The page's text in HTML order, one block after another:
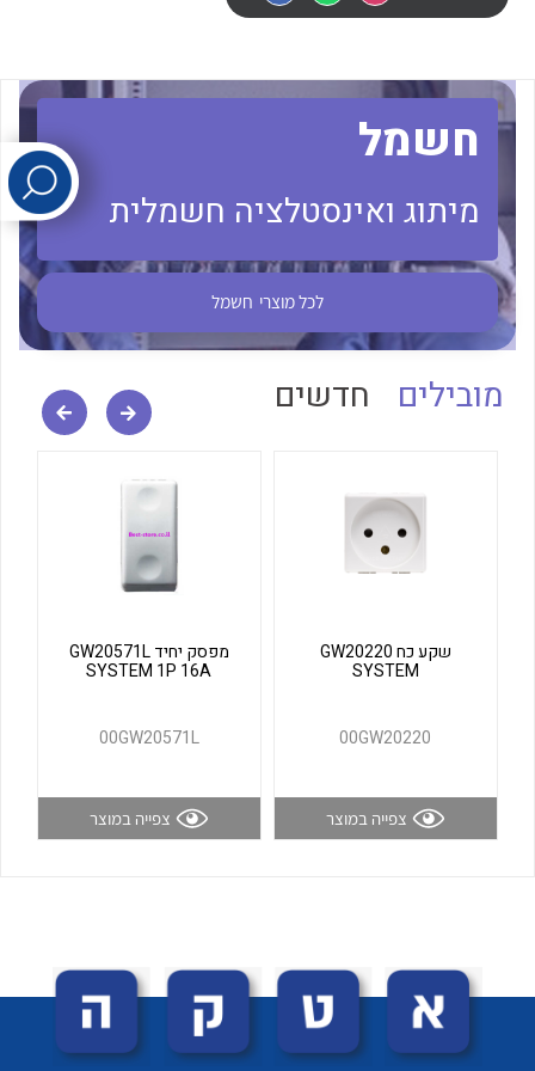
לכל מוצרי היצרן לכל מוצרי היצרן
לכל מוצרי היצרן לכל מוצרי היצרן
חשמל
מיתוג ואינסטלציה חשמלית
לכל מוצרי חשמל
מובילים חדשים
שקע כח GW20220
SYSTEM
00GW20220
צפייה במוצר
מפסק יחיד GW20571L
SYSTEM 1P 16A
00GW20571L
צפייה במוצר